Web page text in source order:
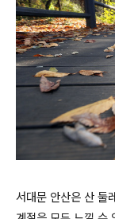
서대문 안산은 산 둘